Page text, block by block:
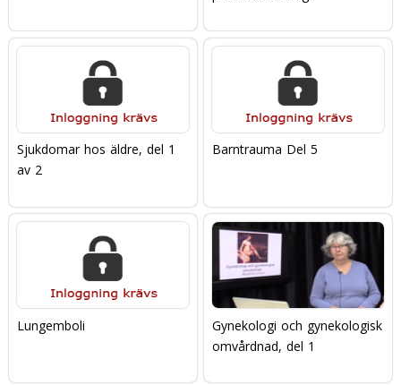
Sjukdomar hos äldre, del 1
av 2
Barntrauma Del 5
Lungemboli
Gynekologi och gynekologisk
omvårdnad, del 1